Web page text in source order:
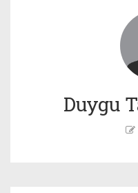
Duygu